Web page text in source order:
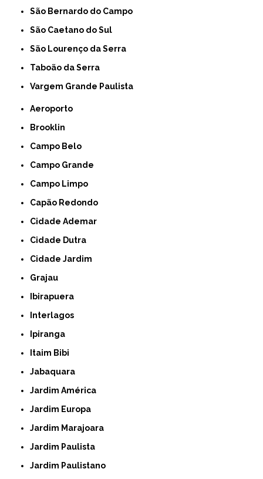
São Bernardo do Campo
São Caetano do Sul
São Lourenço da Serra
Taboão da Serra
Vargem Grande Paulista
Aeroporto
Brooklin
Campo Belo
Campo Grande
Campo Limpo
Capão Redondo
Cidade Ademar
Cidade Dutra
Cidade Jardim
Grajau
Ibirapuera
Interlagos
Ipiranga
Itaim Bibi
Jabaquara
Jardim América
Jardim Europa
Jardim Marajoara
Jardim Paulista
Jardim Paulistano